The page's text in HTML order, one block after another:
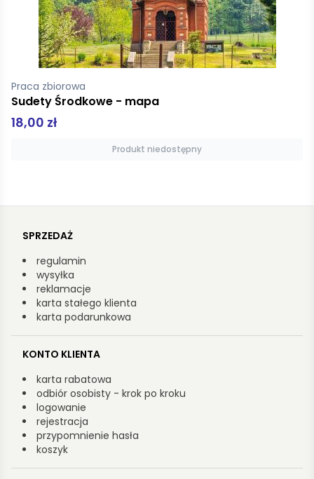
Nienatorowicz Karol
Góry
229,00 zł
Dodaj do koszyka
SPRZEDAŻ
regulamin
wysyłka
reklamacje
karta stałego klienta
karta podarunkowa
KONTO KLIENTA
karta rabatowa
odbiór osobisty - krok po kroku
logowanie
rejestracja
przypomnienie hasła
koszyk